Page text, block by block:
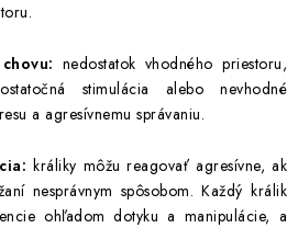
nedostatok vhodného priestoru,
stimulácia alebo nevhodné
a agresívnemu správaniu.
králiky môžu reagovať agresívne, ak
nesprávnym spôsobom. Každý králik
ohľadom dotyku a manipulácie, a